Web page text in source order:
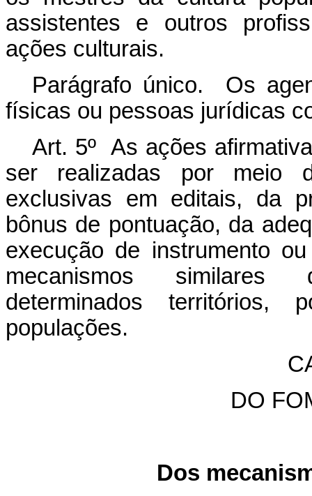
assistentes e outros
ações culturais.
Parágrafo único. Os
físicas ou pessoas jurídicas
Art. 5º As ações
ser realizadas por meio
exclusivas em editais, da
bônus de pontuação, da
execução de instrumento
mecanismos similares
determinados territórios,
populações.
DO
Dos